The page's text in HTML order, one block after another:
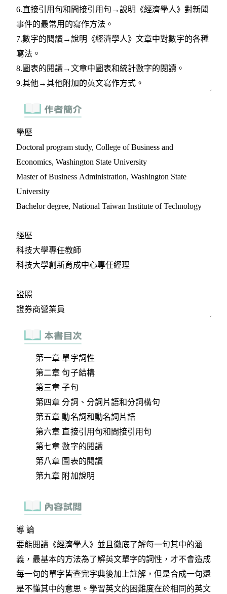
第一章 單字詞性
第二章 句子結構
第三章 子句
第四章 分詞、分詞片語和分詞構句
第五章 動名詞和動名詞片語
第六章 直接引用句和間接引用句
第七章 數字的閱讀
第八章 圖表的閱讀
第九章 附加說明